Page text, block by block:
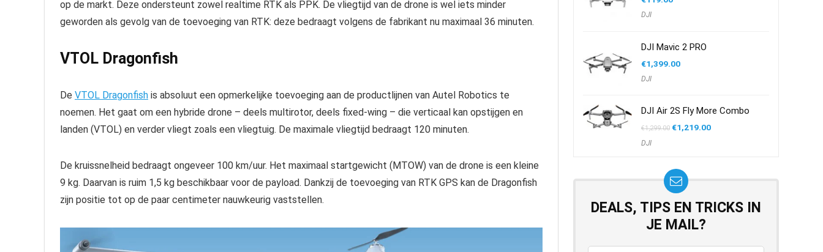
op de markt. Deze ondersteunt zowel realtime RTK als PPK. De vliegtijd van de drone is wel iets minder
geworden als gevolg van de toevoeging van RTK: deze bedraagt volgens de fabrikant nu maximaal 36 minuten.
VTOL Dragonfish
De VTOL Dragonfish is absoluut een opmerkelijke toevoeging aan de productlijnen van Autel Robotics te
noemen. Het gaat om een hybride drone – deels multirotor, deels fixed-wing – die verticaal kan opstijgen en
landen (VTOL) en verder vliegt zoals een vliegtuig. De maximale vliegtijd bedraagt 120 minuten.
De kruissnelheid bedraagt ongeveer 100 km/uur. Het maximaal startgewicht (MTOW) van de drone is een kleine
9 kg. Daarvan is ruim 1,5 kg beschikbaar voor de payload. Dankzij de toevoeging van RTK GPS kan de Dragonfish
zijn positie tot op de paar centimeter nauwkeurig vaststellen.
DJI
DJI Mavic 2 PRO
€1,399.00
DJI
DJI Air 2S Fly More Combo
€1,299.00 Oorspronkelijke
€1,219.00Huidige
DJI
DEALS, TIPS EN TRICKS IN
JE MAIL?